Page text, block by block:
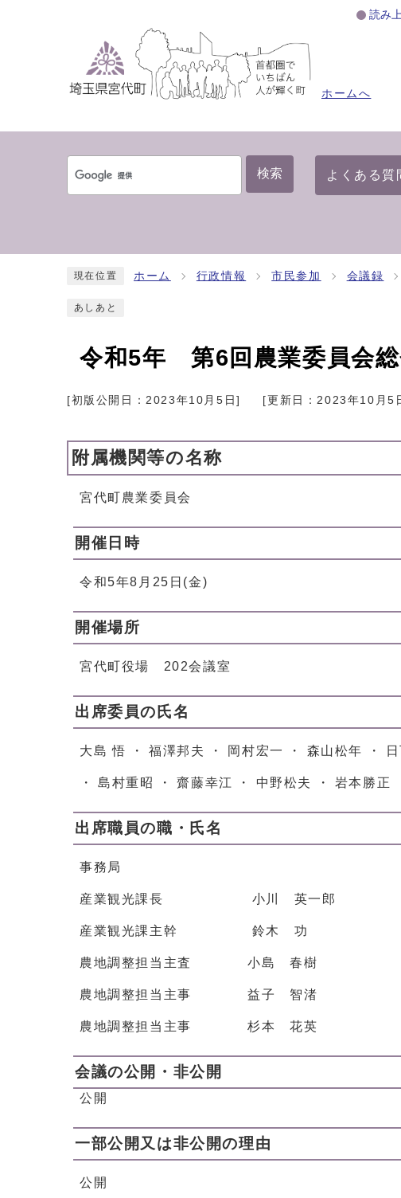
読み
ホームへ
検索 よくある質
現在位置 ホーム 行政情報 市民参加 会議録
あしあと
令和5年 第6回農業委員会
[初版公開日：2023年10月5日] [更新日：2023年10月5
附属機関等の名称
宮代町農業委員会
開催日時
令和5年8月25日(金)
開催場所
宮代町役場 202会議室
出席委員の氏名
大島 悟 ・ 福澤邦夫 ・ 岡村宏一 ・ 森山松年 ・
・ 島村重昭 ・ 齋藤幸江 ・ 中野松夫 ・ 岩本勝正
出席職員の職・氏名
事務局
産業観光課長 小川 英一郎
産業観光課主幹 鈴木 功
農地調整担当主査 小島 春樹
農地調整担当主事 益子 智渚
農地調整担当主事 杉本 花英
会議の公開・非公開
公開
一部公開又は非公開の理由
公開